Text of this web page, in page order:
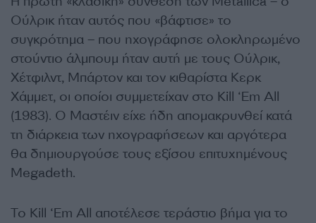
Ούλρικ ήταν αυτός που «βάφτισε» το
συγκρότημα – που ηχογράφησε ολοκληρωμένο
στούντιο άλμπουμ ήταν αυτή με τους Ούλρικ,
Χέτφιλντ, Μπάρτον και τον κιθαρίστα Κερκ
Χάμμετ, οι οποίοι συμμετείχαν στο Kill ‘Em All
(1983). Ο Μαστέιν είχε ήδη απομακρυνθεί κατά
τη διάρκεια των ηχογραφήσεων και αργότερα
θα δημιουργούσε τους εξίσου επιτυχημένους
Megadeth.
Το Kill ‘Em All αποτέλεσε τεράστιο βήμα για το